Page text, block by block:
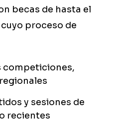
becas de hasta el
proceso de
competiciones,
y sesiones de
recientes